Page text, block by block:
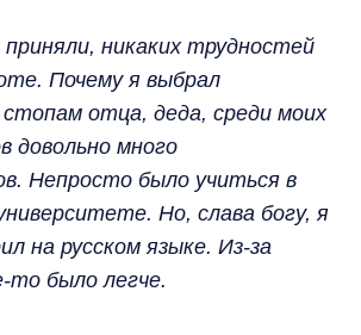
никаких трудностей
Почему я выбрал
отца, деда, среди моих
довольно много
Непросто было учиться в
Но, слава богу, я
на русском языке. Из-за
то было легче.